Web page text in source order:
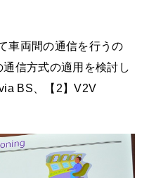
車両間の通信を行うの
信方式の適用を検討し
BS、【2】V2V